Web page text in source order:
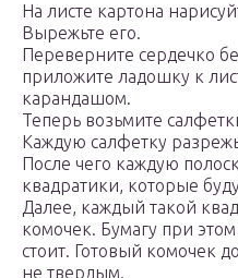
На листе картона
Вырежьте его.
Переверните сердечко
приложите ладошку к
карандашом.
Теперь возьмите
Каждую салфетку
После чего каждую
квадратики, которые
Далее, каждый такой
комочек. Бумагу при
стоит. Готовый комочек
не твердым.